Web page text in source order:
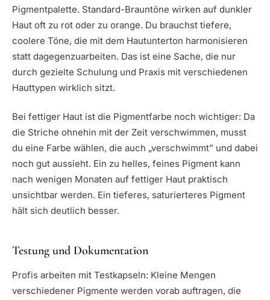
Pigmentpalette. Standard-Brauntöne wirken auf dunkler
Haut oft zu rot oder zu orange. Du brauchst tiefere,
coolere Töne, die mit dem Hautunterton harmonisieren
statt dagegenzuarbeiten. Das ist eine Sache, die nur
durch gezielte Schulung und Praxis mit verschiedenen
Hauttypen wirklich sitzt.
Bei fettiger Haut ist die Pigmentfarbe noch wichtiger: Da
die Striche ohnehin mit der Zeit verschwimmen, musst
du eine Farbe wählen, die auch „verschwimmt” und dabei
noch gut aussieht. Ein zu helles, feines Pigment kann
nach wenigen Monaten auf fettiger Haut praktisch
unsichtbar werden. Ein tieferes, saturierteres Pigment
hält sich deutlich besser.
Testung und Dokumentation
Profis arbeiten mit Testkapseln: Kleine Mengen
verschiedener Pigmente werden vorab auftragen, die